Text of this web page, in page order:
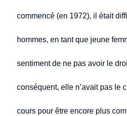
commencé (en 1972), il était
hommes, en tant que jeune
sentiment de ne pas avoir le
conséquent, elle n’avait pas le
cours pour être encore plus